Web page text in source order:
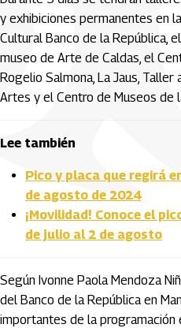
y exhibiciones permanentes en
Cultural Banco de la República,
museo de Arte de Caldas, el
Rogelio Salmona, La Jaus,
Artes y el Centro de Museos de
Lee también
Pico y placa que regirá
de agosto de 2024
¡Movilidad! Conoce el
de julio al 2 de agosto
Según Ivonne Paola Mendoza
del Banco de la República en
importantes de la programación